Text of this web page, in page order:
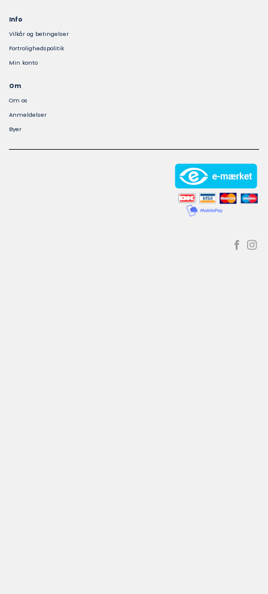
Info
Vilkår og betingelser
Fortrolighedspolitik
Min konto
Om
Om os
Anmeldelser
Byer